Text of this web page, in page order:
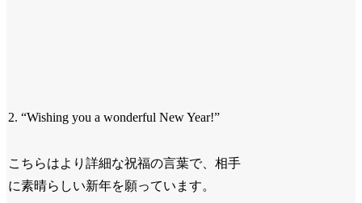
2. “Wishing you a wonderful New Year!”
こちらはより詳細な祝福の言葉で、相手
に素晴らしい新年を願っています。